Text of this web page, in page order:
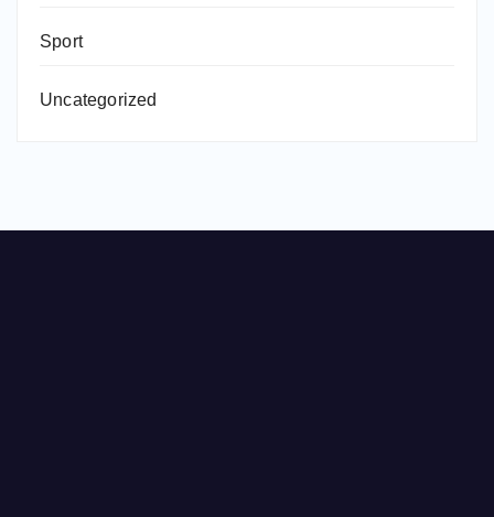
Sport
Uncategorized